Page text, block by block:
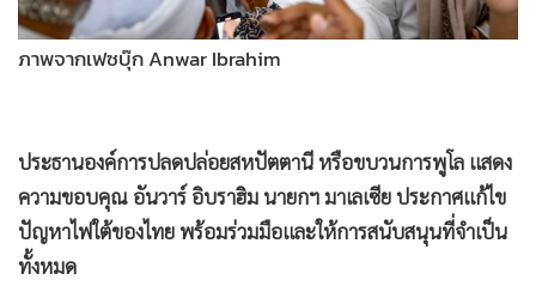
• ท่องเที่ยว
• กีฬา
• เศรษฐกิจ-ธุรกิจ
• จีน
• ชุมชน-คุณภาพชีวิต
• อาชญากรรม
ภาพจากเฟซบุ๊ก Anwar Ibrahim
ปัญหาไฟใต้ของไทย พร้อมร่วมมือและให้การสนับสนุนที่จำเป็น
ทั้งหมด